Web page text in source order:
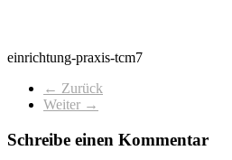
einrichtung-praxis-tcm7
← Zurück
Weiter →
Schreibe einen Kommentar